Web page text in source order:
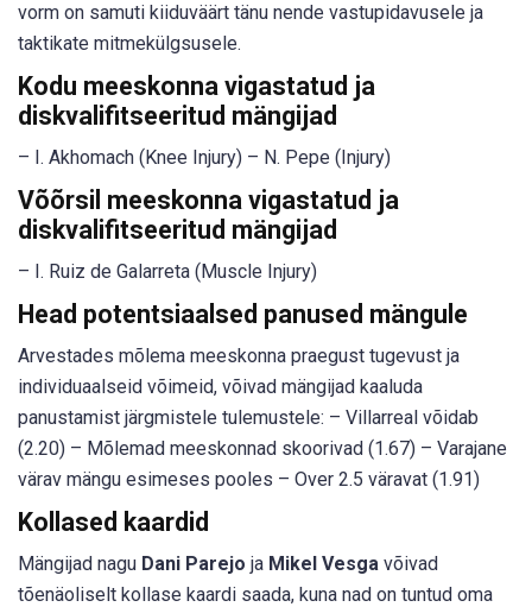
vorm on samuti kiiduväärt tänu nende vastupidavusele ja
taktikate mitmekülgsusele.
Kodu meeskonna vigastatud ja
diskvalifitseeritud mängijad
– I. Akhomach (Knee Injury) – N. Pepe (Injury)
Võõrsil meeskonna vigastatud ja
diskvalifitseeritud mängijad
– I. Ruiz de Galarreta (Muscle Injury)
Head potentsiaalsed panused mängule
Arvestades mõlema meeskonna praegust tugevust ja
individuaalseid võimeid, võivad mängijad kaaluda
panustamist järgmistele tulemustele: – Villarreal võidab
(2.20) – Mõlemad meeskonnad skoorivad (1.67) – Varajane
värav mängu esimeses pooles – Over 2.5 väravat (1.91)
Kollased kaardid
Mängijad nagu Dani Parejo ja Mikel Vesga võivad
tõenäoliselt kollase kaardi saada, kuna nad on tuntud oma